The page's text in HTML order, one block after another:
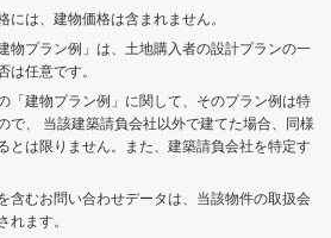
には、建物価格は含まれません。
物プラン例」は、土地購入者の設計プランの一
任意です。
「建物プラン例」に関して、そのプラン例は特
で、 当該建築請負会社以外で建てた場合、同様
とは限りません。また、建築請負会社を特定す
含むお問い合わせデータは、当該物件の取扱会
ます。